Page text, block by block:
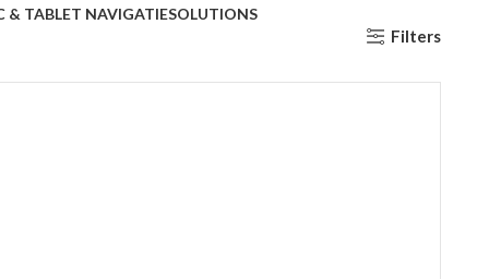
& TABLET NAVIGATIESOLUTIONS
Filters